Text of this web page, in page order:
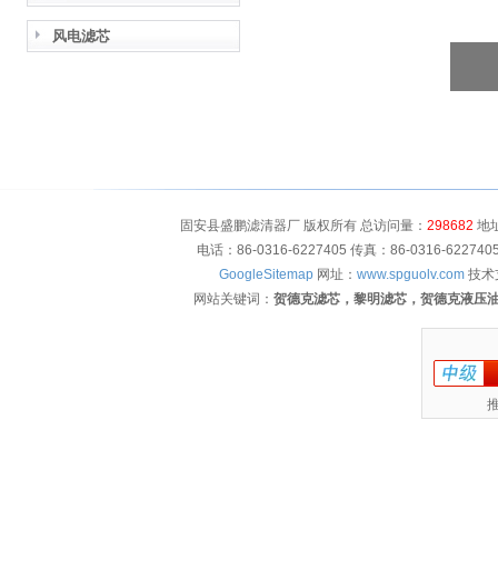
风电滤芯
固安县盛鹏滤清器厂 版权所有 总访问量： 298682 地
电话：86-0316-6227405 传真：86-0316-
GoogleSitemap 网址： www.spguolv.com 技术
网站关键词： 贺德克滤芯，黎明滤芯，贺德克液压